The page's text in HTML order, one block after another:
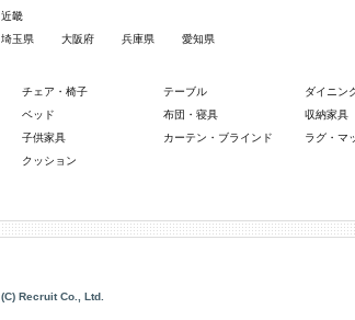
近畿
埼玉県 大阪府 兵庫県 愛知県
チェア・椅子 テーブル
ダイニン
ベッド 布団・寝具
収納家具
子供家具 カーテン・ブラインド
ラグ・マ
クッション
(C) Recruit Co., Ltd.